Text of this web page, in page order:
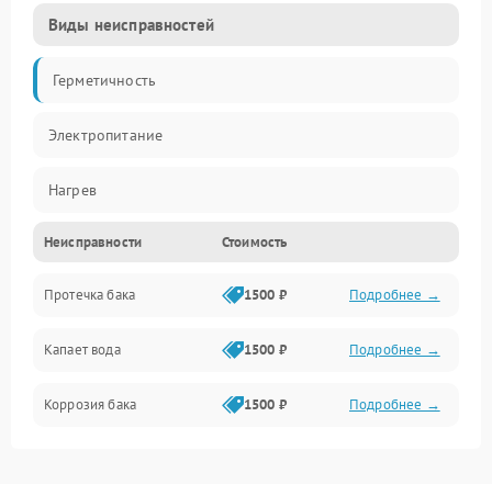
Виды неисправностей
Герметичность
Электропитание
Нагрев
Датчики
Механика
Неисправности Стоимость
Протечка бака 1500 ₽ Подробнее →
Капает вода 1500 ₽ Подробнее →
Коррозия бака 1500 ₽ Подробнее →